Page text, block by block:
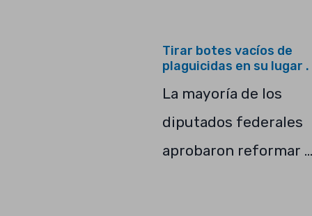
Tirar botes vacíos de
plaguicidas en su lugar .
La mayoría de los
diputados federales
aprobaron reformar …